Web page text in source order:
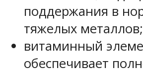
поддержания в
тяжелых металлов;
витаминный
обеспечивает